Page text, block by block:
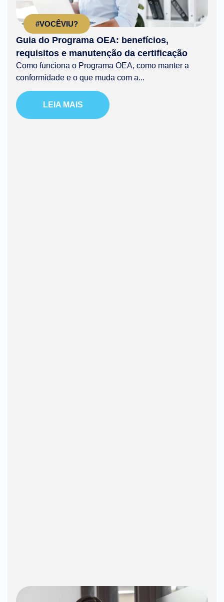
#VOCÊVIU?
Guia do Programa OEA: benefícios,
requisitos e manutenção da certificação
Como funciona o Programa OEA, como manter a
conformidade e o que muda com a...
LEIA MAIS